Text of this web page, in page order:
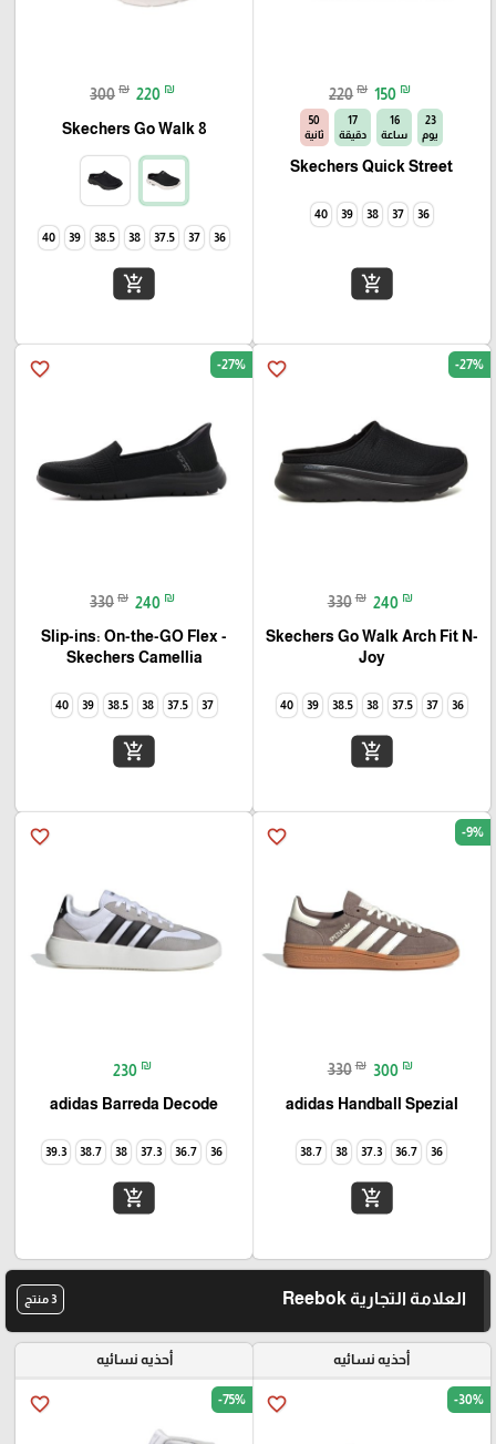
220 ₪ 150 ₪
23
يوم
16
ساعة
17
دقيقة
49
ثانية
Skechers Quick Street
36
37
38
39
40
add_shopping_cart
300 ₪ 220 ₪
Skechers Go Walk 8
36
37
37.5
38
38.5
39
40
add_shopping_cart
favorite_border -27%
330 ₪ 240 ₪
Skechers Go Walk Arch Fit N-
Joy
36
37
37.5
38
38.5
39
40
add_shopping_cart
favorite_border -27%
330 ₪ 240 ₪
Slip-ins: On-the-GO Flex -
Camellia‏ Skechers
37
37.5
38
38.5
39
40
add_shopping_cart
favorite_border -9%
330 ₪ 300 ₪
adidas Handball Spezial
36
36.7
37.3
38
38.7
add_shopping_cart
favorite_border
230 ₪
adidas Barreda Decode
36
36.7
37.3
38
38.7
39.3
add_shopping_cart
العلامة التجارية Reebok 3 منتج
أحذيه نسائيه
favorite_border -30%
أحذيه نسائيه
favorite_border -75%